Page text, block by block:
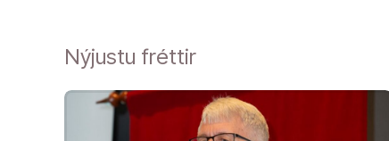
Nýjustu fréttir